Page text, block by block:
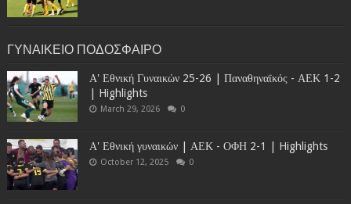
ΓΥΝΑΙΚΕΙΟ ΠΟΔΟΣΦΑΙΡΟ
Α' Εθνική Γυναικών 25-26 | Παναθηναϊκός - ΑΕΚ 1-2
| Highlights
March 29, 2026 0
Α' Εθνική γυναικών | ΑΕΚ - ΟΦΗ 2-1 | Highlights
October 12, 2025 0